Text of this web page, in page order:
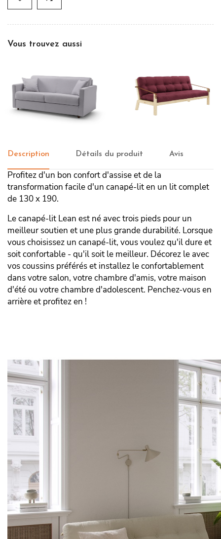
Vous trouvez aussi
Description Détails du produit Avis
Profitez d'un bon confort d'assise et de la
transformation facile d'un canapé-lit en un lit complet
de 130 x 190.
Le canapé-lit Lean est né avec trois pieds pour un
meilleur soutien et une plus grande durabilité. Lorsque
vous choisissez un canapé-lit, vous voulez qu'il dure et
soit confortable - qu'il soit le meilleur. Décorez le avec
vos coussins préférés et installez le confortablement
dans votre salon, votre chambre d'amis, votre maison
d'été ou votre chambre d'adolescent. Penchez-vous en
arrière et profitez en !